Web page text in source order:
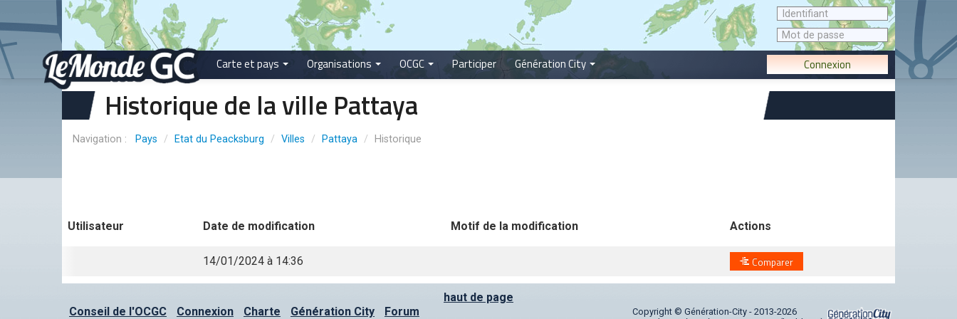
Connexion
Carte et pays Organisations OCGC Participer Génération City
Historique de la ville Pattaya
Pays / Etat du Peacksburg / Villes / Pattaya / Historique
Utilisateur Date de modification Motif de la modification Actions
14/01/2024 à 14:36 Comparer
haut de page
Conseil de l'OCGC
Connexion Charte Génération City Forum
Copyright © Génération-City - 2013-2026